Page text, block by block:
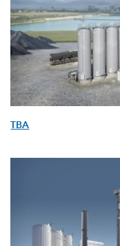
TBA